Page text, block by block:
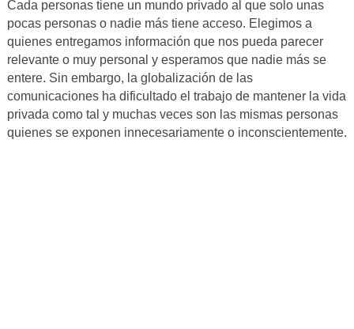
Cada personas tiene un mundo privado al que solo unas
pocas personas o nadie más tiene acceso. Elegimos a
quienes entregamos información que nos pueda parecer
relevante o muy personal y esperamos que nadie más se
entere. Sin embargo, la globalización de las
comunicaciones ha dificultado el trabajo de mantener la vida
privada como tal y muchas veces son las mismas personas
quienes se exponen innecesariamente o inconscientemente.